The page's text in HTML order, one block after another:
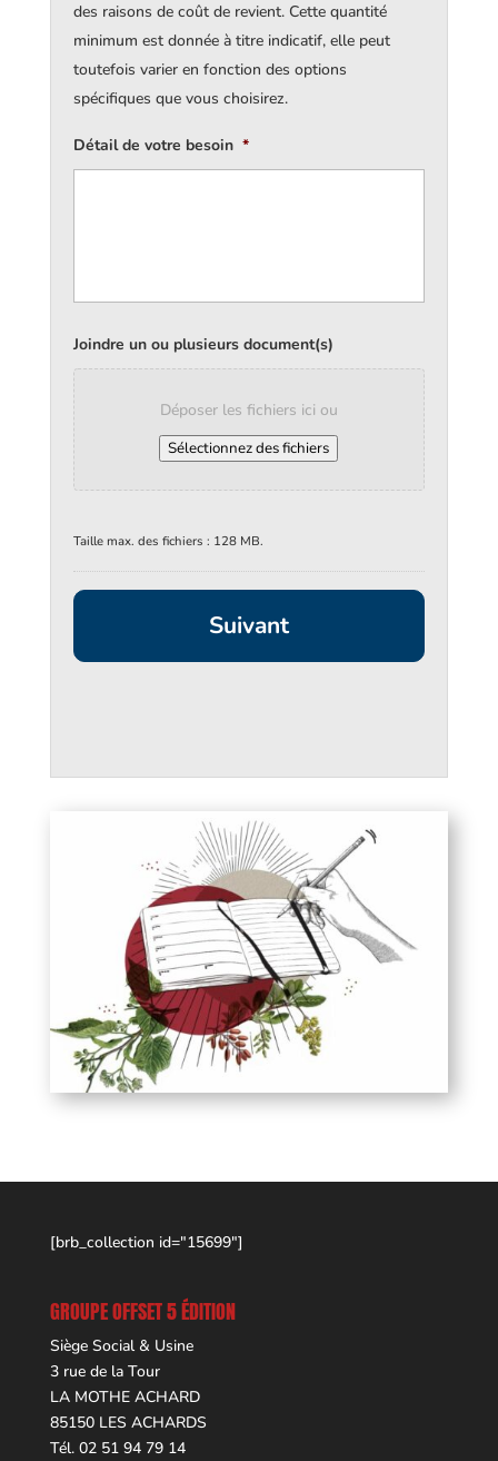
des raisons de coût de revient. Cette quantité
minimum est donnée à titre indicatif, elle peut
toutefois varier en fonction des options
spécifiques que vous choisirez.
Détail de votre besoin *
Joindre un ou plusieurs document(s)
Déposer les fichiers ici ou
Sélectionnez des fichiers
Taille max. des fichiers : 128 MB.
[brb_collection id="15699"]
GROUPE OFFSET 5 ÉDITION
Siège Social & Usine
3 rue de la Tour
LA MOTHE ACHARD
85150 LES ACHARDS
Tél. 02 51 94 79 14